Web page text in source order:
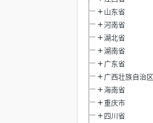
山东省
河南省
湖北省
湖南省
广东省
广西壮族自治区
海南省
重庆市
四川省